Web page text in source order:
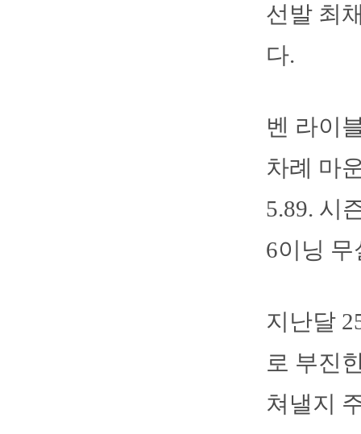
선발 최
다.
벤 라이
차례 마
5.89. 시
6이닝
지난달
로 부진
쳐낼지